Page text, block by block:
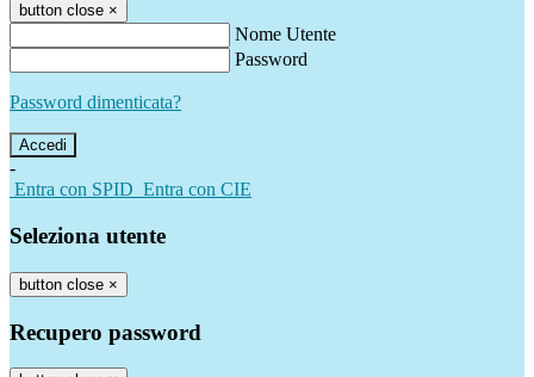
button close ×
Nome Utente
Password
Password dimenticata?
-
Entra con SPID Entra con CIE
Seleziona utente
button close ×
Recupero password